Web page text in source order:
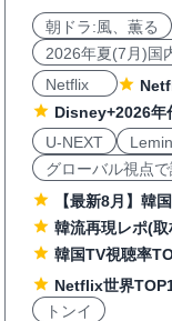
朝ドラ:風、薫る
2026年夏(7月)国
Netflix
Disney+2026年
U-NEXT
グローバル視点
【最新8月】韓
韓流再現レポ(取
韓国TV視聴率
Netflix世界
トンイ